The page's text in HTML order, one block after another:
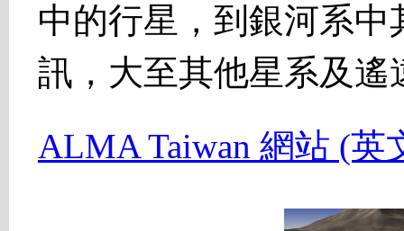
中的行星，到銀河系
訊，大至其他星系及
ALMA Taiwan 網站 (英